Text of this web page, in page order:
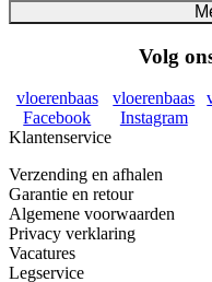
Volg
vloerenbaas
Facebook
vloerenbaas
Instagram
Klantenservice
Verzending en afhalen
Garantie en retour
Algemene voorwaarden
Privacy verklaring
Vacatures
Legservice